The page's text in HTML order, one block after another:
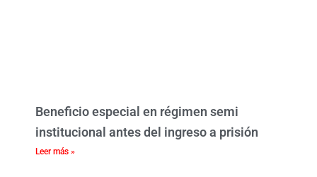
Beneficio especial en régimen semi
institucional antes del ingreso a prisión
Leer más »